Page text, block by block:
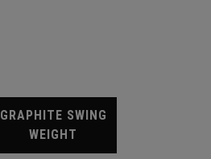
GRAPHITE SWING
WEIGHT